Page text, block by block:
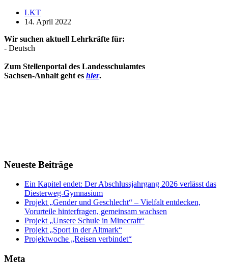
LKT
14. April 2022
Wir suchen aktuell Lehrkräfte für:
- Deutsch
Zum Stellenportal des Landesschulamtes
Sachsen-Anhalt geht es hier.
Neueste Beiträge
Ein Kapitel endet: Der Abschlussjahrgang 2026 verlässt das
Diesterweg-Gymnasium
Projekt „Gender und Geschlecht“ – Vielfalt entdecken,
Vorurteile hinterfragen, gemeinsam wachsen
Projekt „Unsere Schule in Minecraft“
Projekt „Sport in der Altmark“
Projektwoche „Reisen verbindet“
Meta